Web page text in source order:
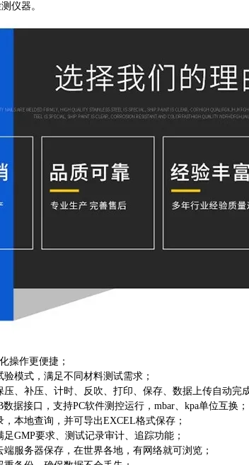
仪器。
操作更便捷；
模式，满足不同材料测试需求；
、补压、计时、反吹、打印、保存、数据上传自动完
据接口，支持PC软件测控运行，mbar、kpa单位互换；
本地查询，并可导出EXCEL格式保存；
GMP要求、测试记录审计、追踪功能；
服务器保存，在世界各地，有网络就可浏览；